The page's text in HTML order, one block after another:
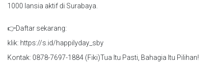
1000 lansia aktif di Surabaya.
👉Daftar sekarang:
klik: https://s.id/happilyday_sby
Kontak: 0878-7697-1884 (Fiki)Tua Itu Pasti, Bahagia Itu Pilihan!